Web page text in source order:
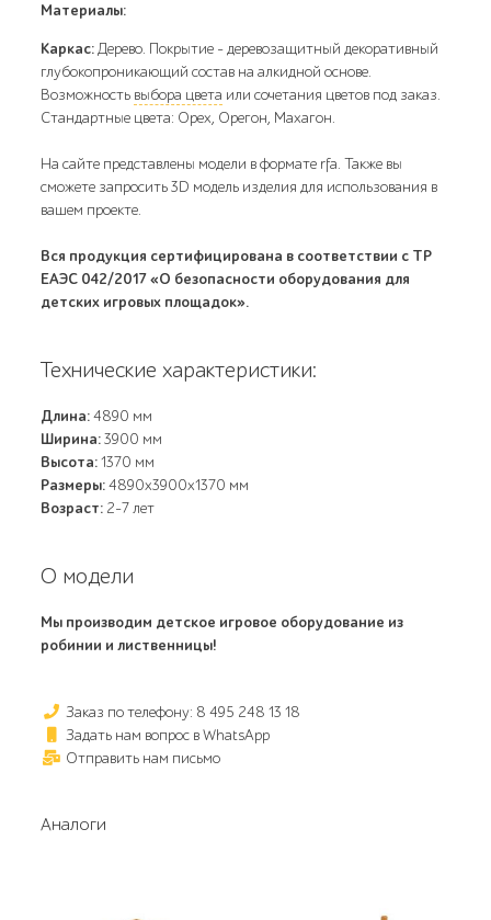
Материалы:
Каркас:Дерево. Покрытие – деревозащитный декоративный
глубокопроникающий состав на алкидной основе.
Возможность выбора цвета или сочетания цветов под заказ.
Стандартные цвета: Орех, Орегон, Махагон.
На сайте представлены модели в формате rfa. Также вы
сможете запросить 3D модель изделия для использования в
вашем проекте.
Вся продукция сертифицирована в соответствии с ТР
ЕАЭС 042/2017 «О безопасности оборудования для
детских игровых площадок».
Технические характеристики:
Длина:4890 мм
Ширина:3900 мм
Высота:1370 мм
Размеры:4890x3900x1370 мм
Возраст: 2-7 лет
О модели
Мы производим детское игровое оборудование из
робинии и лиственницы!
Заказ по телефону: 8 495 248 13 18
Задать нам вопрос в WhatsApp
Отправить нам письмо
Аналоги